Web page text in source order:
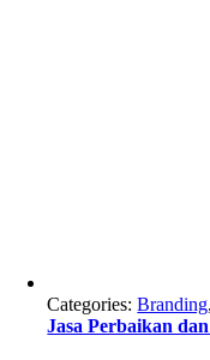
Categories:Branding
Jasa Perbaikan